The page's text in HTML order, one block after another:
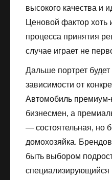
высокого качества и
Ценовой фактор хоть
процесса принятия
случае играет не
Дальше портрет
зависимости от
Автомобиль премиум-
бизнесмен, а
— состоятельная, но
домохозяйка.
быть выбором
специализирующийся